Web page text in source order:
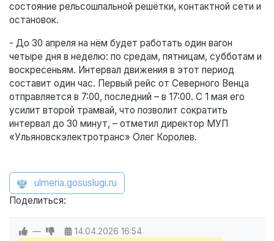
состояние рельсошпальной решётки, контактной сети и
остановок.
- До 30 апреля на нём будет работать один вагон
четыре дня в неделю: по средам, пятницам, субботам и
воскресеньям. Интервал движения в этот период
составит один час. Первый рейс от Северного Венца
отправляется в 7:00, последний – в 17:00. С 1 мая его
усилит второй трамвай, что позволит сократить
интервал до 30 минут, – отметил директор МУП
«Ульяновскэлектротранс» Олег Королев.
ulmeria.gosuslugi.ru
Поделиться:
— 14.04.2026 16:54